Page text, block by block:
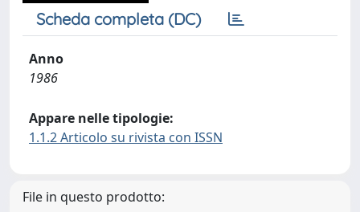
Scheda completa (DC)
Anno
1986
Appare nelle tipologie:
1.1.2 Articolo su rivista con ISSN
File in questo prodotto: